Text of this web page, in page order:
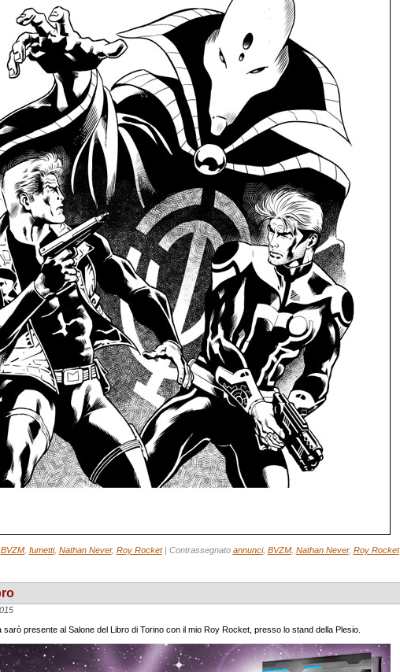
BVZM, fumetti, Nathan Never, Roy Rocket| Contrassegnato annunci, BVZM, Nathan Never, Roy Rocket
presente al Salone del Libro di Torino con il mio Roy Rocket, presso lo stand della Plesio.